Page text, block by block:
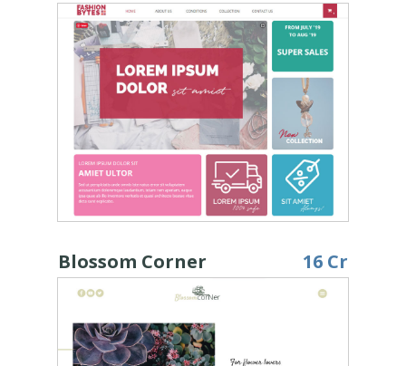
Blossom Corner 16 Cr